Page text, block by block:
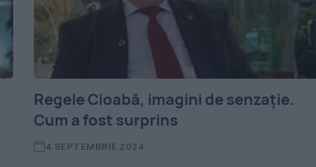
Regele Cioabă, imagini de senzație.
Cum a fost surprins
4 SEPTEMBRIE 2024